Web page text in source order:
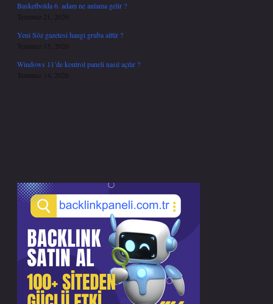
Basketbolda 6. adam ne anlama gelir ?
Temmuz 21, 2026
Yeni Söz gazetesi hangi gruba aittir ?
Temmuz 15, 2026
Windows 11’de kontrol paneli nasıl açılır ?
Temmuz 14, 2026